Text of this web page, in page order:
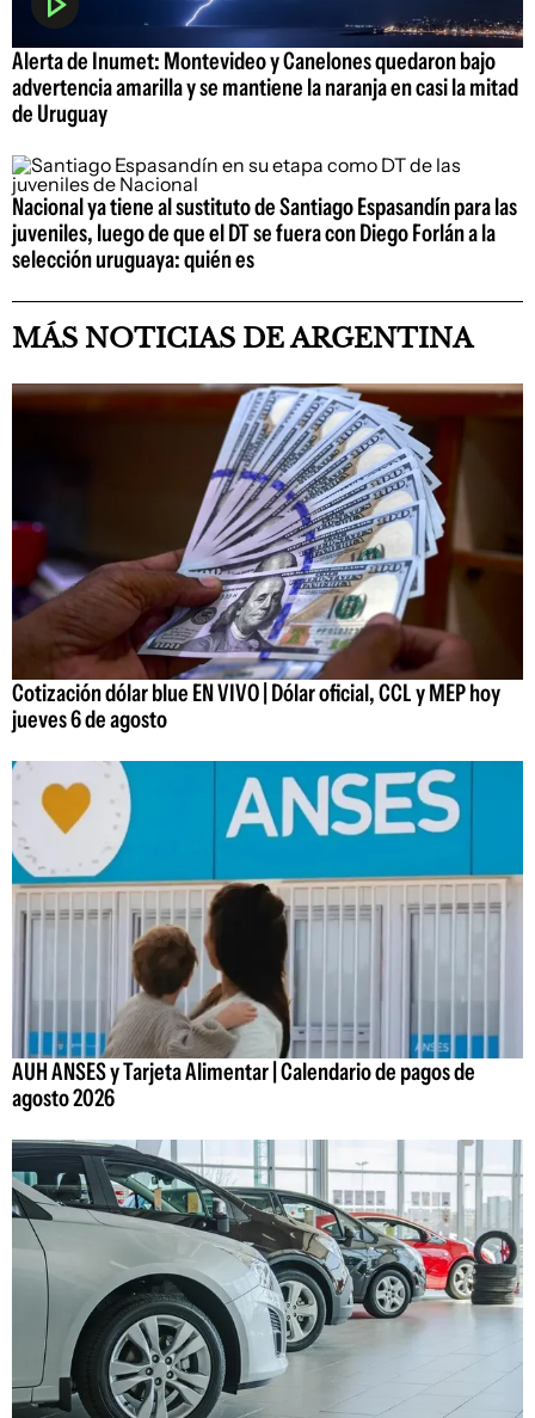
Alerta de Inumet: Montevideo y Canelones quedaron bajo
advertencia amarilla y se mantiene la naranja en casi la mitad
de Uruguay
Nacional ya tiene al sustituto de Santiago Espasandín para las
juveniles, luego de que el DT se fuera con Diego Forlán a la
selección uruguaya: quién es
MÁS NOTICIAS DE ARGENTINA
Cotización dólar blue EN VIVO | Dólar oficial, CCL y MEP hoy
jueves 6 de agosto
AUH ANSES y Tarjeta Alimentar | Calendario de pagos de
agosto 2026